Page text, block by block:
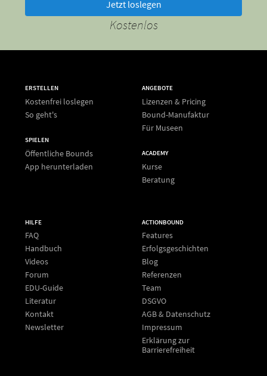
Jetzt loslegen
Kostenlos
ERSTELLEN
Kostenfrei loslegen
So geht's
SPIELEN
Öffentliche Bounds
App herunterladen
ANGEBOTE
Lizenzen & Pricing
Bound-Manufaktur
Für Museen
ACADEMY
Kurse
Beratung
HILFE
FAQ
Handbuch
Videos
Forum
EDU-Guide
Literatur
Kontakt
Newsletter
ACTIONBOUND
Features
Erfolgsgeschichten
Blog
Referenzen
Team
DSGVO
AGB & Datenschutz
Impressum
Erklärung zur
Barrierefreiheit